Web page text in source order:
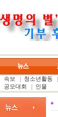
속보 청소년활동
공모대회
인물